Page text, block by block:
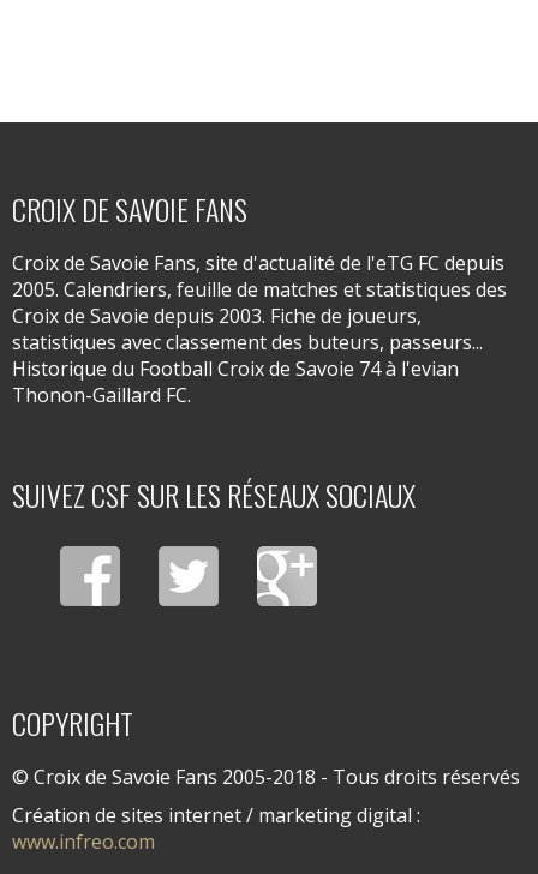
CROIX DE SAVOIE FANS
Croix de Savoie Fans, site d'actualité de l'eTG FC depuis
2005. Calendriers, feuille de matches et statistiques des
Croix de Savoie depuis 2003. Fiche de joueurs,
statistiques avec classement des buteurs, passeurs...
Historique du Football Croix de Savoie 74 à l'evian
Thonon-Gaillard FC.
SUIVEZ CSF SUR LES RÉSEAUX SOCIAUX
COPYRIGHT
© Croix de Savoie Fans 2005-2018 - Tous droits réservés
Création de sites internet / marketing digital :
www.infreo.com